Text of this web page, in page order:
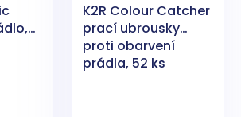
K2R Colour Catcher
prací ubrousky
proti obarvení
prádla, 52 ks